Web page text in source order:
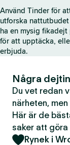
Använd Tinder för
utforska
ha en mysig
för att upptäcka,
erbjuda.
Några
Du vet redan
närheten,
Här är de
saker att göra
Rynek i